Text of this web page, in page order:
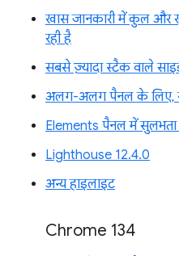
खास जानकारी में कुल
रही है
सबसे ज़्यादा स्टैक वाले
अलग-अलग पैनल के लिए,
Elements पैनल में सुलभता
Lighthouse 12.4.0
अन्य हाइलाइट
Chrome 134